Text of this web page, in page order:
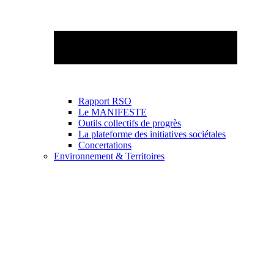
Rapport RSO
Le MANIFESTE
Outils collectifs de progrès
La plateforme des initiatives sociétales
Concertations
Environnement & Territoires